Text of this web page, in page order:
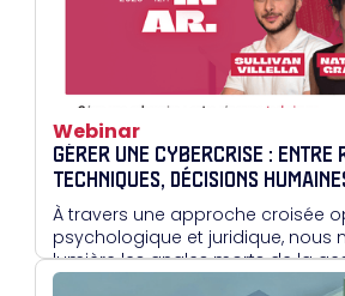
Webinar
GÉRER UNE CYBERCRISE : ENTRE
TECHNIQUES, DÉCISIONS
JURIDIQUES
À travers une approche croisée
psychologique et juridique, nous
lumière les angles morts de la
pour mieux s’y préparer